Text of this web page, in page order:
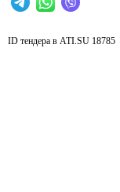
ID тендера в ATI.SU 18785